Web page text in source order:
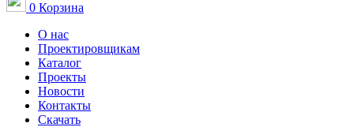
0 Корзина
О нас
Проектировщикам
Каталог
Проекты
Новости
Контакты
Скачать